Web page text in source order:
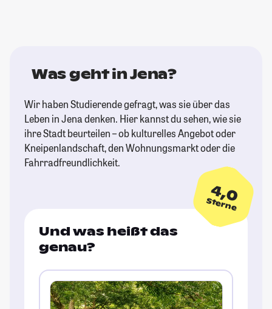
Was geht in Jena?
Wir haben Studierende gefragt, was sie über das
Leben in Jena denken. Hier kannst du sehen, wie sie
ihre Stadt beurteilen – ob kulturelles Angebot oder
Kneipenlandschaft, den Wohnungsmarkt oder die
Fahrradfreundlichkeit.
4,0
Sterne
Und was heißt das
genau?